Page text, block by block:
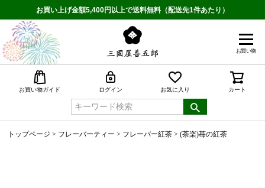
お買い上げ金額5,400円以上で送料無料（配送先1件あたり）
お買い物
お買い物ガイド ログイン お気に入り カート
トップページ フレーバーティー フレーバー紅茶 (茶楽)苺の紅茶